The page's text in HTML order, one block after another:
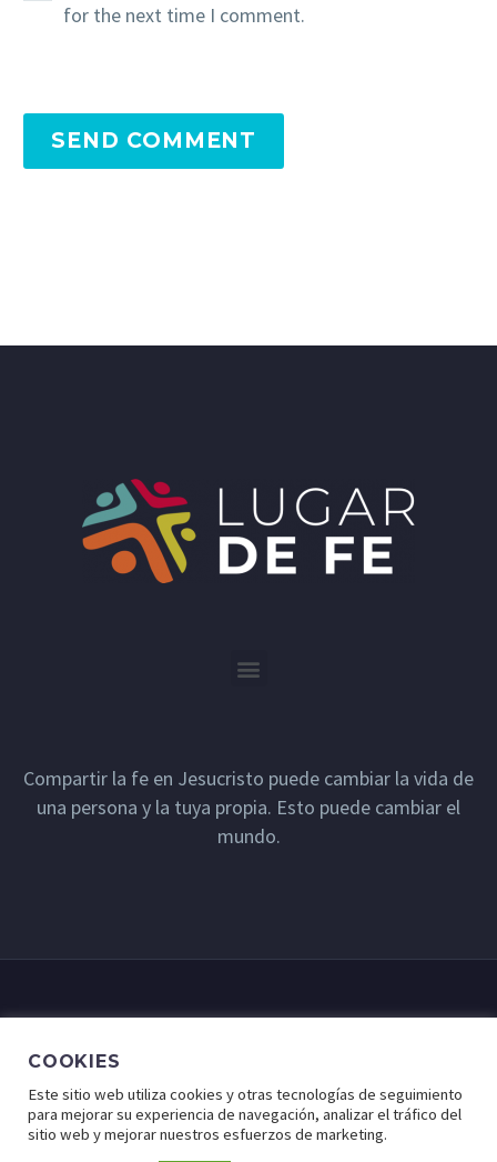
for the next time I comment.
SEND COMMENT
Compartir la fe en Jesucristo puede cambiar la vida de
una persona y la tuya propia. Esto puede cambiar el
mundo.
© Lugar de Fe - Derechos Reservados a Cristo Para Todas
COOKIES
Este sitio web utiliza cookies y otras tecnologías de seguimiento
para mejorar su experiencia de navegación, analizar el tráfico del
sitio web y mejorar nuestros esfuerzos de marketing.